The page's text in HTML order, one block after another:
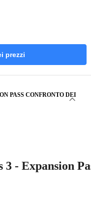
prezzi
PASS CONFRONTO DEI
- Expansion